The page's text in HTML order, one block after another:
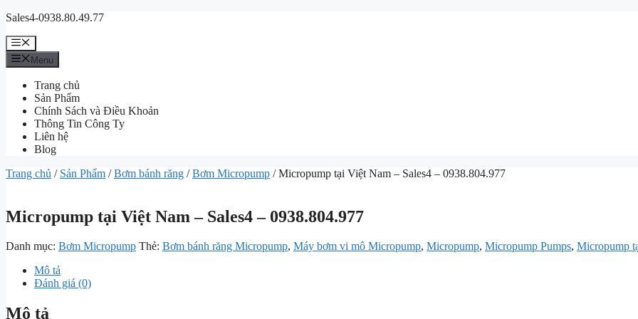
Chuyển
nội
dung
Sales4-0938.80.49.77
Menu
Menu
Trang chủ
Sản Phẩm
Chính Sách và Điều Khoản
Thông Tin Công Ty
Liên hệ
Blog
Trang chủ / Sản Phẩm /Bơm bánh răng /Bơm Micropump / Micropump tại Việt Nam – Sales4 – 0938.804.977
Micropump tại Việt Nam – Sales4 – 0938.804.977
Danh mục: Bơm Micropump Thẻ: Bơm bánh răng Micropump, Máy bơm vi mô Micropump, Micropump, Micropump Pumps, Micropump
Mô tả
Đánh giá (0)
Mô tả